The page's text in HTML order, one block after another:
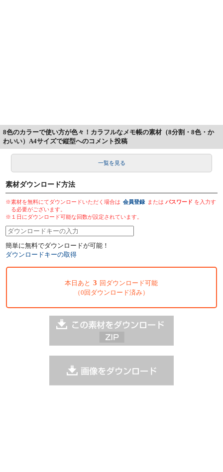
8色のカラーで使い方が色々！カラフルなメモ帳の素材（8分割・8色・か
わいい）A4サイズで縦型へのコメント投稿
一覧を見る
素材ダウンロード方法
※素材を無料にてダウンロードいただく場合は 会員登録 またはパスワード を入力す
る必要がございます。
※１日にダウンロード可能な回数が設定されています。
簡単に無料でダウンロードが可能！
ダウンロードキーの取得
本日あと 3 回ダウンロード可能
（0回ダウンロード済み）